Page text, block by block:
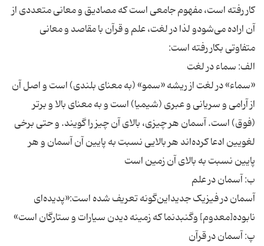
کار رفته است، مفهوم جامعی است که مصادیق و معانی متعددی از
آن اراده می‌شودو لذا در لغت، علم و قرآن با مقاصد و معانی
متفاوتی بکار رفته است:
الف: سماء در لغت
«سماء» در لغت از ریشه «سمو» (به معنای بلندی) است و اصل آن
از آرامی و سریانی و عبری (شیمیا) است و به معنای بالا و برتر
(فوق) است. آسمان هر چیزی، بالای آن چیز را گویند. و حتی برخی
لغویین ادعا کرده‌اند هر بالایی نسبت به پایین آن آسمان و هر
پایین نسبت به بالای آن زمین است
ب: آسمان در علم
آسمان در فیزیک جدیداین‌گونه تعریف شده است:«پدیده‌ای
نابوده[معدوم] وگنبدنما که زمینه دیدن سیارات و ستارگان است»
پ: آسمان در قرآن